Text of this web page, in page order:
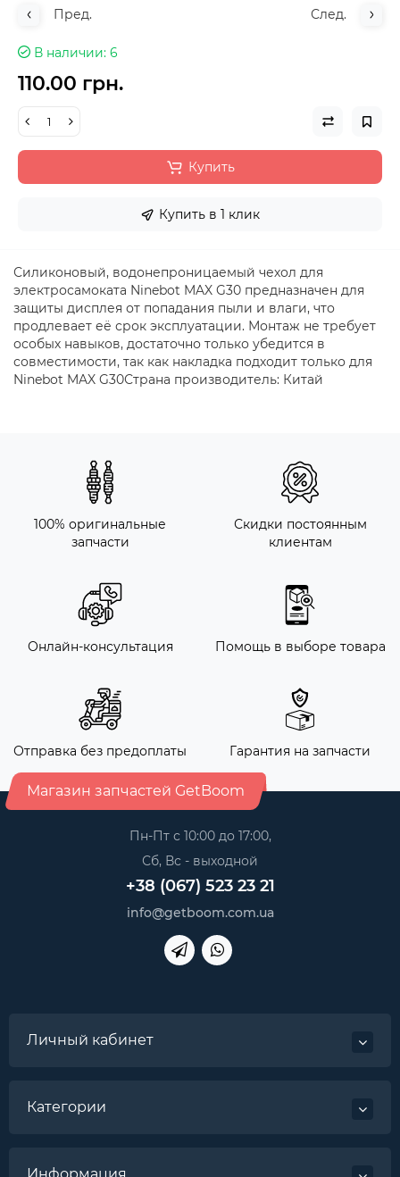
Пред. След.
В наличии 6
110.00 грн.
Купить
Купить в 1 клик
Силиконовый, водонепроницаемый чехол для
электросамоката Ninebot MAX G30 предназначен для
защиты дисплея от попадания пыли и влаги, что
продлевает её срок эксплуатации. Монтаж не требует
особых навыков, достаточно только убедится в
совместимости, так как накладка подходит только для
Ninebot MAX G30Страна производитель: Китай
100% оригинальные
запчасти
Скидки постоянным
клиентам
Онлайн-консультация Помощь в выборе товара
Отправка без предоплаты Гарантия на запчасти
Магазин запчастей GetBoom
Пн-Пт с 10:00 до 17:00,
Сб, Вс - выходной
+38 (067) 523 23 21
info@getboom.com.ua
Личный кабинет
Категории